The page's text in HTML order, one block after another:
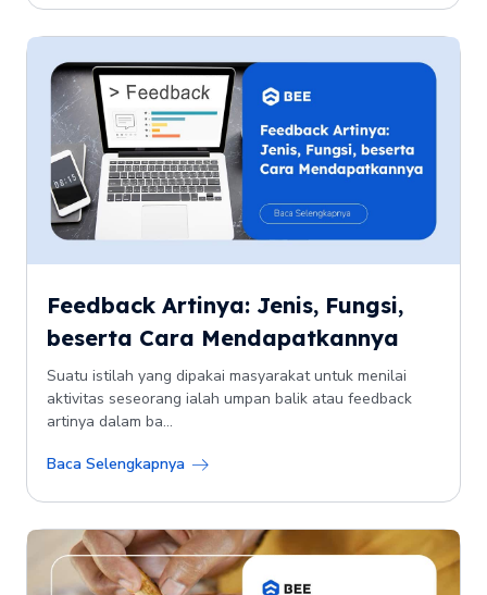
Feedback Artinya: Jenis, Fungsi,
beserta Cara Mendapatkannya
Suatu istilah yang dipakai masyarakat untuk menilai
aktivitas seseorang ialah umpan balik atau feedback
artinya dalam ba...
Baca Selengkapnya